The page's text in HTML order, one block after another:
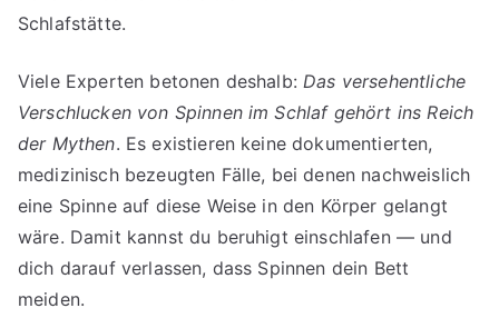
Schlafstätte.
Viele Experten betonen deshalb: Das versehentliche
Verschlucken von Spinnen im Schlaf gehört ins Reich
der Mythen. Es existieren keine dokumentierten,
medizinisch bezeugten Fälle, bei denen nachweislich
eine Spinne auf diese Weise in den Körper gelangt
wäre. Damit kannst du beruhigt einschlafen — und
dich darauf verlassen, dass Spinnen dein Bett
meiden.